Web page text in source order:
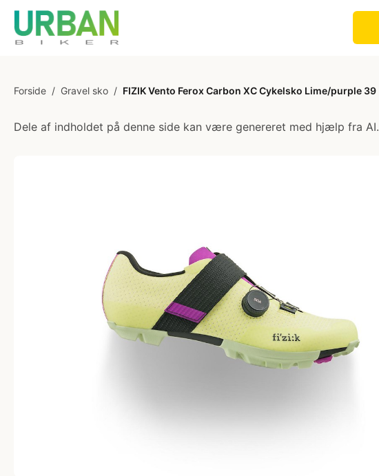
Forside / Gravel sko / FIZIK Vento Ferox Carbon XC Cykelsko Lime/purple 39
Dele af indholdet på denne side kan være genereret med hjælp fra AI.